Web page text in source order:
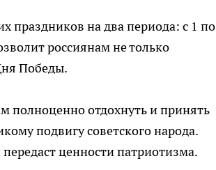
праздников на два периода: с 1 по
россиянам не только
Победы.
полноценно отдохнуть и принять
подвигу советского народа.
ценности патриотизма.